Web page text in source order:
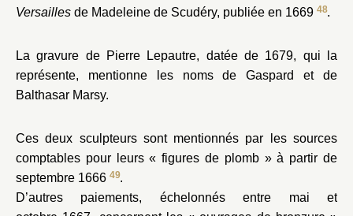
Versailles de Madeleine de Scudéry, publiée en 1669 48.
La gravure de Pierre Lepautre, datée de 1679, qui la
représente, mentionne les noms de Gaspard et de
Balthasar Marsy.
Ces deux sculpteurs sont mentionnés par les sources
comptables pour leurs « figures de plomb » à partir de
septembre 1666 49.
D’autres paiements, échelonnés entre mai et